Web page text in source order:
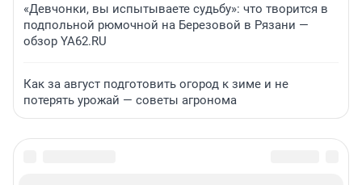
«Девчонки, вы испытываете судьбу»: что творится в
подпольной рюмочной на Березовой в Рязани —
обзор YA62.RU
Как за август подготовить огород к зиме и не
потерять урожай — советы агронома